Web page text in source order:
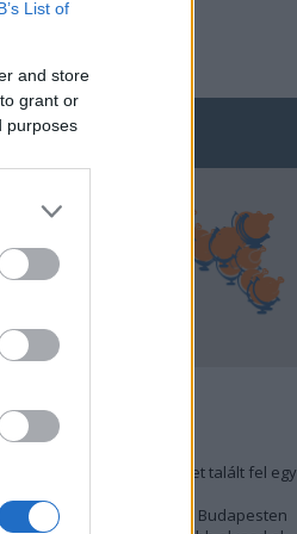
List of
and store
grant or
purposes
menő Budapest-térképet talált fel egy
legjobb (elérhető árú) ebéd Budapesten